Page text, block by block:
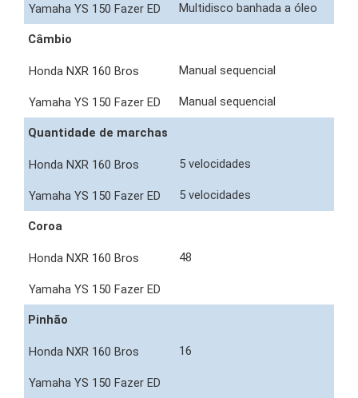
Multidisco banhada a óleo
Câmbio
Manual sequencial
Manual sequencial
Quantidade de marchas
5 velocidades
5 velocidades
Coroa
48
Pinhão
16